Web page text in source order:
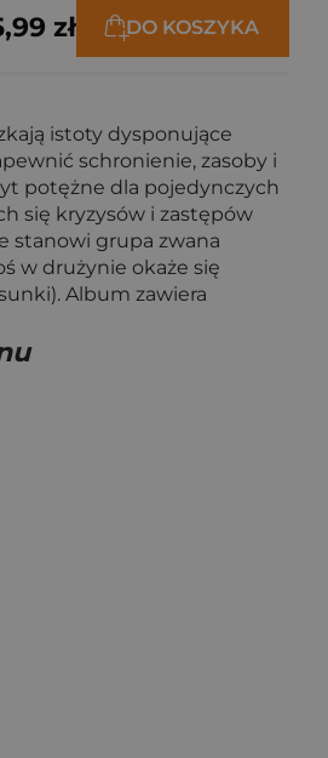
zł DO KOSZYKA
istoty dysponujące
schronienie, zasoby i
potężne dla pojedynczych
się kryzysów i zastępów
stanowi grupa zwana
w drużynie okaże się
Album zawiera